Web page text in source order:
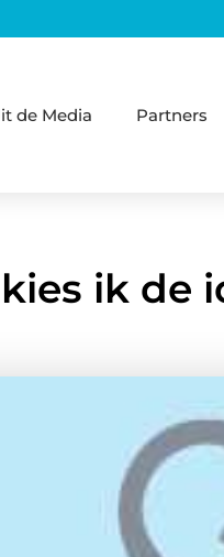
de Media Partners
ik de